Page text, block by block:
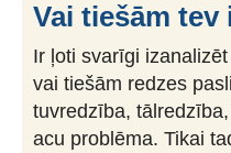
Vai tiešām tev
Ir ļoti svarīgi
vai tiešām redzes
tuvredzība,
acu problēma. Tikai